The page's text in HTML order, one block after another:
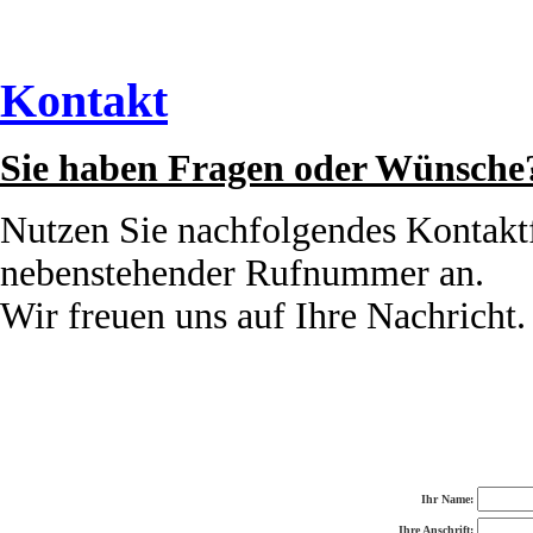
Kontakt
Sie haben Fragen oder
Nutzen Sie nachfolgendes
nebenstehender Rufnummer an.
Wir freuen uns auf Ihre Nachricht.
Ihr Name:
Ihre Anschrift: